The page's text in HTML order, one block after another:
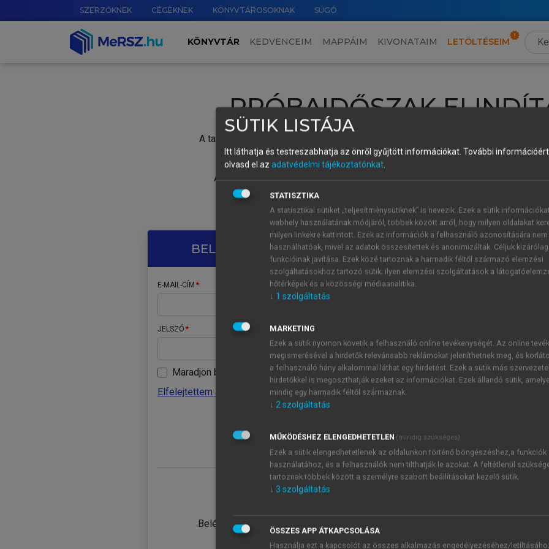
SZERZŐKNEK CÉGEKNEK KÖNYVTÁROSOKNAK SÚGÓ
KÖNYVTÁR KEDVENCEIM MAPPÁIM KIVONATAIM LETÖLTÉSEIM
PRÓBAIDŐSZAK
A tartalom megtekintéséhez lépj be a saját fiókoddal, iskolai azonosítóddal vagy
Új felhasználóként1 óra díjmentes hozzáférésrevagy
A próbaidőszak elindításához,
vagy hozz
A regisztráció után a
BELÉPÉS SAJÁT FIÓKKAL
E-MAIL-CÍM
JELSZÓ
Maradjon belépve
Elfelejtettem a jelszavamat
Belépés intézményi azonosítóval
ÚJ FIÓK
1 óra
JELSZÓ
Kérek értesítést a MeRSZ
Kérek értesítést az
SÜTIK LISTÁJA
Itt láthatja és testreszabhatja az önről gyűjtött információkat. További
olvasd el az adatvédelmi tájékoztatónkat.
STATISZTIKA
A statisztikai sütiket „teljesítménysütiknek” is nevezik. Ezek a sütik
webhely használatának módjáról, többek között arról, hogy milyen oldalakat
milyen linkekre kattintott. Ezek az információk a felhasználó azonosítására nem
használhatóak, mivel az adatok összesítettek és anonimizáltak. Céljuk
funkcióinak javítása. Ezek közé tartoznak a harmadik féltől származó elemzési
szolgáltatásokhoz tartozó sütik; ilyen elemzési szolgáltatások a
hőtérképek és a közösségi médiaanalitika.
↓ 1 szolgáltatás
MARKETING
Ezek a sütik nyomon követik a felhasználó online tevékenységét. Az online
megismerésével a hirdetők relevánsabb reklámokat jeleníthetnek meg, és
a felhasználó hány alkalommal láthat egy hirdetést. Ezek a sütik más
hirdetőkkel is megoszthatják ezeket az információkat. Ezek állandó sütik,
mindig egy harmadik féltől származnak.
↓ 2szolgáltatás
MŰKÖDÉSHEZ ELENGEDHETETLEN (mindig szükséges)
Ezek a sütik elengedhetetlenek az oldalunkon történő böngészéshez,a funkciók
használatához, és a felhasználók nem tilthatják le azokat. A feltétlenül
tartoznak többek között a személyre szabott beállításokat kezelő sütik.
↓ 3 szolgáltatás
ÖSSZES APP ÁTKAPCSOLÁSA
Használja ezt a kapcsolót az összes alkalmazás engedélyezéséhez/